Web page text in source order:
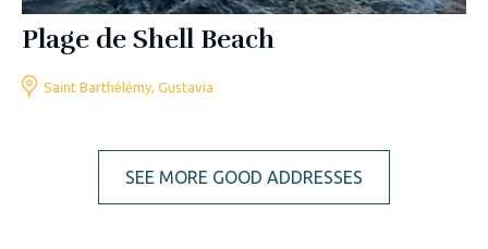
Plage de Shell Beach
Saint Barthélémy, Gustavia
SEE MORE GOOD ADDRESSES